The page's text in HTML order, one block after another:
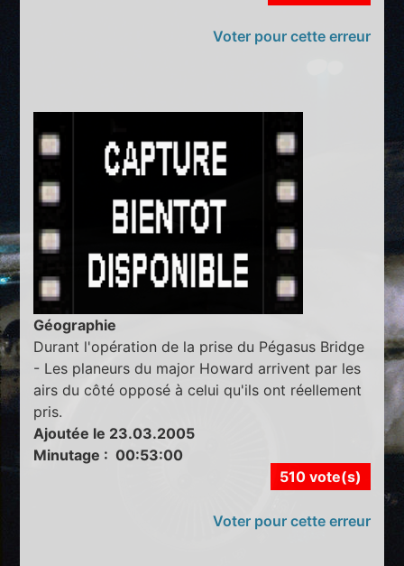
Voter pour cette erreur
Géographie
Durant l'opération de la prise du Pégasus Bridge
- Les planeurs du major Howard arrivent par les
airs du côté opposé à celui qu'ils ont réellement
pris.
Ajoutée le 23.03.2005
Minutage : 00:53:00
510 vote(s)
Voter pour cette erreur